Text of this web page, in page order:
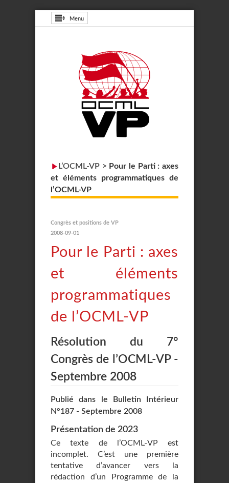
Menu
L’OCML-VP > Pour le Parti : axes
et éléments programmatiques de
l’OCML-VP
Congrès et positions de VP
2008-09-01
Pour le Parti : axes
et éléments
programmatiques
de l’OCML-VP
Résolution du 7°
Congrès de l’OCML-VP -
Septembre 2008
Publié dans le Bulletin Intérieur
N°187 - Septembre 2008
Présentation de 2023
Ce texte de l’OCML-VP est
incomplet. C’est une première
tentative d’avancer vers la
rédaction d’un Programme de la